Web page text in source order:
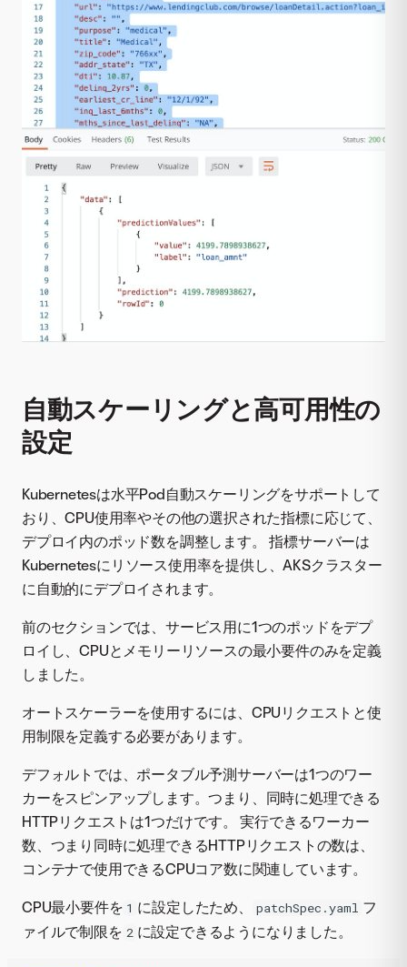
自動スケーリングと高可用性の
設定
Kubernetesは水平Pod自動スケーリングをサポートして
おり、CPU使用率やその他の選択された指標に応じて、
デプロイ内のポッド数を調整します。 指標サーバーは
Kubernetesにリソース使用率を提供し、AKSクラスター
に自動的にデプロイされます。
前のセクションでは、サービス用に1つのポッドをデプ
ロイし、CPUとメモリーリソースの最小要件のみを定義
しました。
オートスケーラーを使用するには、CPUリクエストと使
用制限を定義する必要があります。
デフォルトでは、ポータブル予測サーバーは1つのワー
カーをスピンアップします。つまり、同時に処理できる
HTTPリクエストは1つだけです。 実行できるワーカー
数、つまり同時に処理できるHTTPリクエストの数は、
コンテナで使用できるCPUコア数に関連しています。
CPU最小要件を 1 に設定したため、 patchSpec.yaml フ
ァイルで制限を 2 に設定できるようになりました。